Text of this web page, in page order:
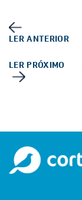
LER ANTERIOR
LER PRÓXIMO